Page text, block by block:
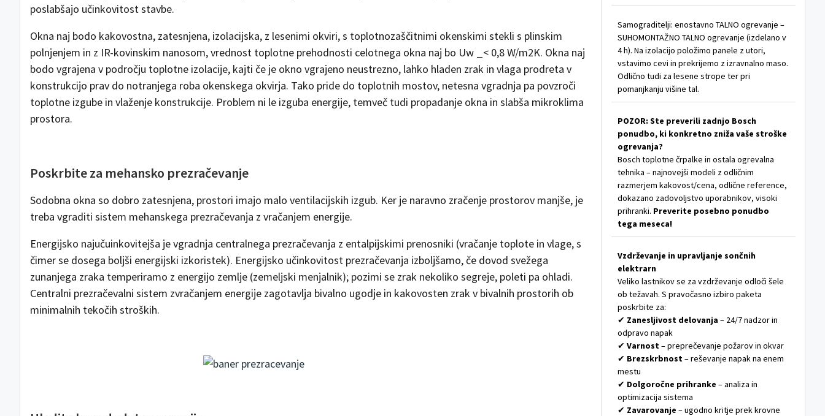
poslabšajo učinkovitost stavbe.
Okna naj bodo kakovostna, zatesnjena, izolacijska, z lesenimi okviri, s toplotnozaščitnimi okenskimi stekli s plinskim
polnjenjem in z IR-kovinskim nanosom, vrednost toplotne prehodnosti celotnega okna naj bo Uw _< 0,8 W/m2K. Okna naj
bodo vgrajena v področju toplotne izolacije, kajti če je okno vgrajeno neustrezno, lahko hladen zrak in vlaga prodreta v
konstrukcijo prav do notranjega roba okenskega okvirja. Tako pride do toplotnih mostov, netesna vgradnja pa povzroči
toplotne izgube in vlaženje konstrukcije. Problem ni le izguba energije, temveč tudi propadanje okna in slabša mikroklima
prostora.
Poskrbite za mehansko prezračevanje
Sodobna okna so dobro zatesnjena, prostori imajo malo ventilacijskih izgub. Ker je naravno zračenje prostorov manjše, je
treba vgraditi sistem mehanskega prezračevanja z vračanjem energije.
Energijsko najučuinkovitejša je vgradnja centralnega prezračevanja z entalpijskimi prenosniki (vračanje toplote in vlage, s
čimer se dosega boljši energijski izkoristek). Energijsko učinkovitost prezračevanja izboljšamo, če dovod svežega
zunanjega zraka temperiramo z energijo zemlje (zemeljski menjalnik); pozimi se zrak nekoliko segreje, poleti pa ohladi.
Centralni prezračevalni sistem zvračanjem energije zagotavlja bivalno ugodje in kakovosten zrak v bivalnih prostorih ob
minimalnih tekočih stroških.
Samograditelji: enostavno TALNO ogrevanje –
SUHOMONTAŽNO TALNO ogrevanje (izdelano v
4 h). Na izolacijo položimo panele z utori,
vstavimo cevi in prekrijemo z izravnalno maso.
Odlično tudi za lesene strope ter pri
pomanjkanju višine tal.
POZOR: Ste preverili zadnjo Bosch
ponudbo, ki konkretno zniža vaše stroške
ogrevanja?
Bosch toplotne črpalke in ostala ogrevalna
tehnika – najnovejši modeli z odličnim
razmerjem kakovost/cena, odlične reference,
dokazano zadovoljstvo uporabnikov, visoki
prihranki. Preverite posebno ponudbo
tega meseca!
Vzdrževanje in upravljanje sončnih
elektrarn
Veliko lastnikov se za vzdrževanje odloči šele
ob težavah. S pravočasno izbiro paketa
poskrbite za:
✔ Zanesljivost delovanja – 24/7 nadzor in
odpravo napak
✔ Varnost– preprečevanje požarov in okvar
✔ Brezskrbnost– reševanje napak na enem
mestu
✔ Dolgoročne prihranke – analiza in
optimizacija sistema
✔ Zavarovanje – ugodno kritje prek krovne